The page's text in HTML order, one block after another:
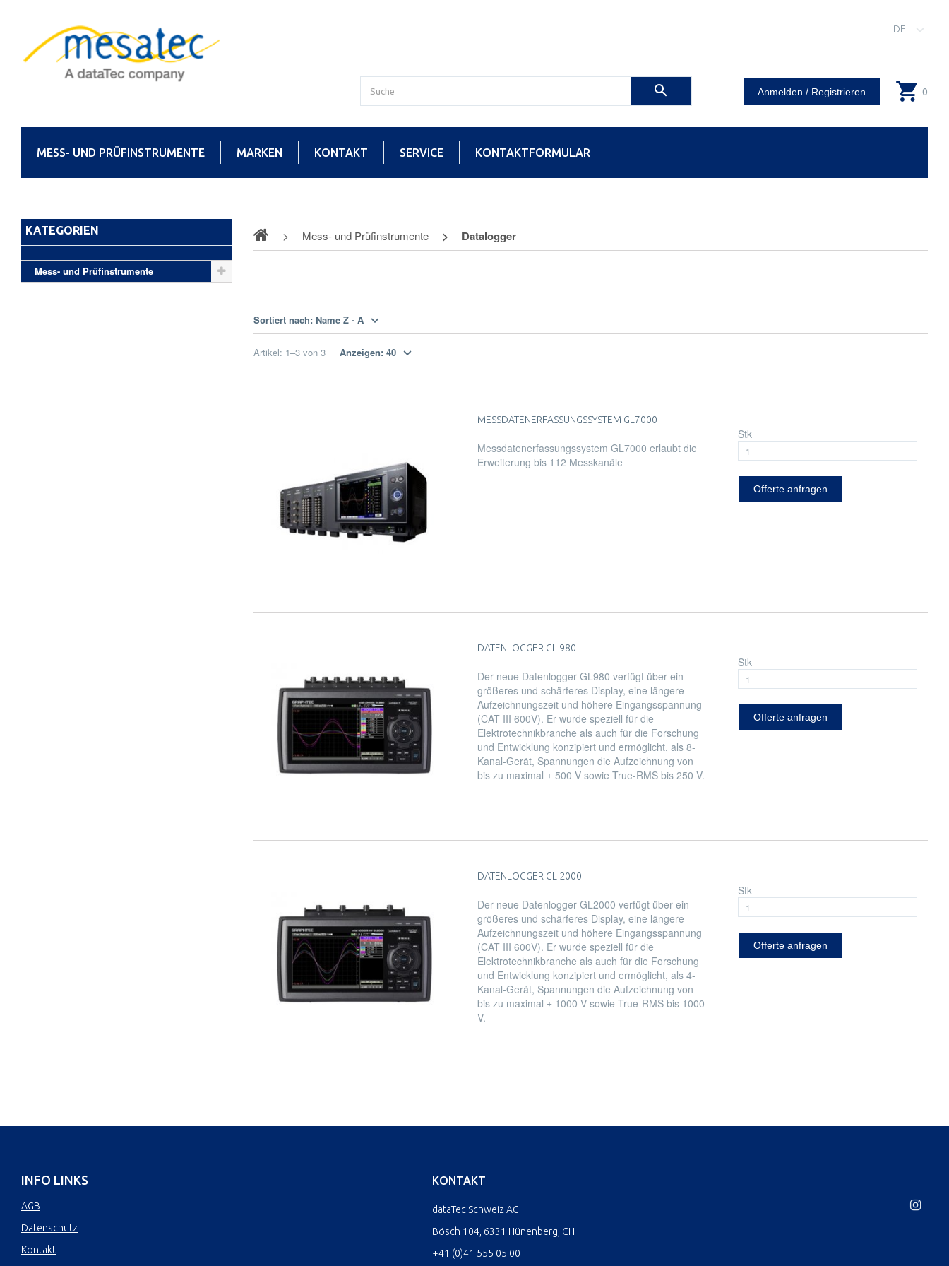
DE
Anmelden / Registrieren 0
MESS- UND PRÜFINSTRUMENTE MARKEN KONTAKT SERVICE KONTAKTFORMULAR
KATEGORIEN
Mess- und Prüfinstrumente
Mess- und Prüfinstrumente Datalogger
Sortiert nach: Name Z - A
Artikel: 1–3von 3 Anzeigen: 40
MESSDATENERFASSUNGSSYSTEM GL7000
Messdatenerfassungssystem GL7000 erlaubt die
Erweiterung bis 112 Messkanäle
Stk
Offerte anfragen
DATENLOGGER GL 980
Der neue Datenlogger GL980 verfügt über ein
größeres und schärferes Display, eine längere
Aufzeichnungszeit und höhere Eingangsspannung
(CAT III 600V). Er wurde speziell für die
Elektrotechnikbranche als auch für die Forschung
und Entwicklung konzipiert und ermöglicht, als 8-
Kanal-Gerät, Spannungen die Aufzeichnung von
bis zu maximal ± 500 V sowie True-RMS bis 250 V.
Stk
Offerte anfragen
DATENLOGGER GL 2000
Der neue Datenlogger GL2000 verfügt über ein
größeres und schärferes Display, eine längere
Aufzeichnungszeit und höhere Eingangsspannung
(CAT III 600V). Er wurde speziell für die
Elektrotechnikbranche als auch für die Forschung
und Entwicklung konzipiert und ermöglicht, als 4-
Kanal-Gerät, Spannungen die Aufzeichnung von
bis zu maximal ± 1000 V sowie True-RMS bis 1000
V.
Stk
Offerte anfragen
INFO LINKS
AGB
Datenschutz
Kontakt
KONTAKT
dataTec Schweiz AG
Bösch 104, 6331 Hünenberg, CH
+41 (0)41 555 05 00